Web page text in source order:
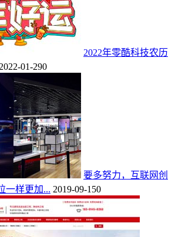
2022年零酷科技农历
2022-01-290
要多努力，互联网创
一样更加... 2019-09-150